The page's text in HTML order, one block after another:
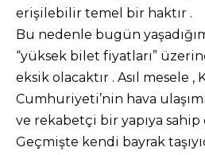
erişilebilir temel bir haktır .
Bu nedenle bugün
“yüksek bilet fiyatları”
eksik olacaktır . Asıl mesele ,
Cumhuriyeti’nin hava
ve rekabetçi bir yapıya sahip
Geçmişte kendi bayrak